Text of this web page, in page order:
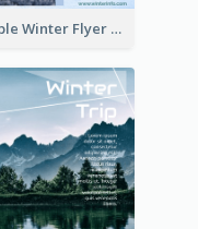
Simple Winter Flyer With Snow Decorations